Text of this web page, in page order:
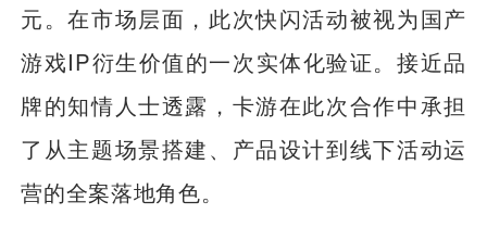
元。在市场层面，此次快闪活动被视为国产
游戏IP衍生价值的一次实体化验证。接近品
牌的知情人士透露，卡游在此次合作中承担
了从主题场景搭建、产品设计到线下活动运
营的全案落地角色。